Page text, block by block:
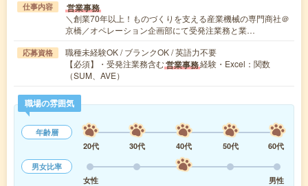
仕事内容 営業事務
＼創業70年以上！ものづくりを支える産業機械の専門商社＠
京橋／オペレーション企画部にて受発注業務と業…
応募資格
職種未経験OK / ブランクOK / 英語力不要
【必須】・受発注業務含む営業事務経験・Excel：関数
（SUM、AVE）
職場の雰囲気
年齢層
20代
30代 40代 50代
60代
男女比率
女性
男性